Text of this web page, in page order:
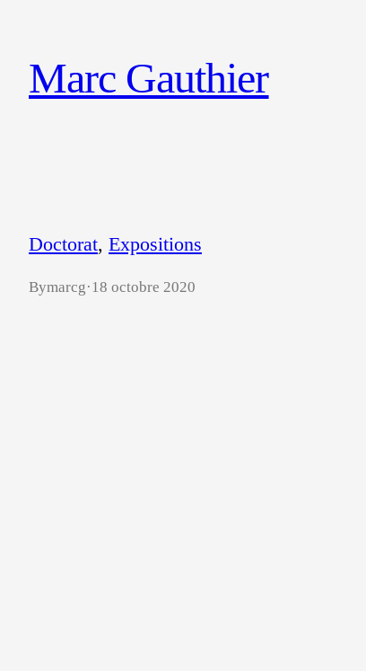
contenu
Marc Gauthier
Doctorat, Expositions
Bymarcg·18 octobre 2020